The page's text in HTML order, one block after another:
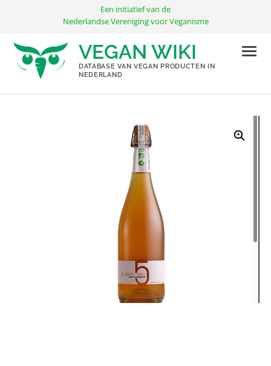
inhoud
Een initiatief van de
Nederlandse Vereniging voor Veganisme
VEGAN WIKI
DATABASE VAN VEGAN PRODUCTEN IN
NEDERLAND